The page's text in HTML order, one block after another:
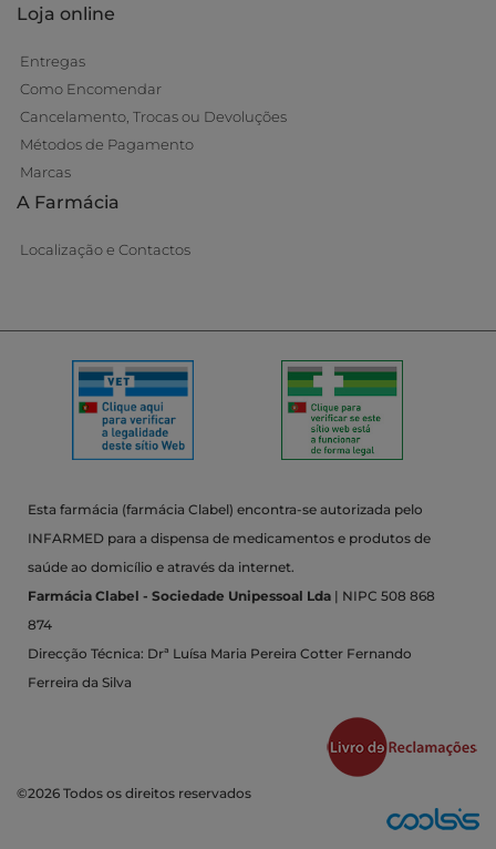
Loja online
Entregas
Como Encomendar
Cancelamento, Trocas ou Devoluções
Métodos de Pagamento
Marcas
A Farmácia
Localização e Contactos
Esta farmácia (farmácia Clabel) encontra-se autorizada pelo
INFARMED para a dispensa de medicamentos e produtos de
saúde ao domicílio e através da internet.
Farmácia Clabel - Sociedade Unipessoal Lda | NIPC 508 868
874
Direcção Técnica: Drª Luísa Maria Pereira Cotter Fernando
Ferreira da Silva
©2026 Todos os direitos reservados